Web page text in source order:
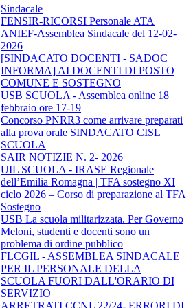
Sindacale
FENSIR-RICORSI Personale ATA
ANIEF-Assemblea Sindacale del 12-02-
2026
[SINDACATO DOCENTI - SADOC
INFORMA] AI DOCENTI DI POSTO
COMUNE E SOSTEGNO
USB SCUOLA - Assemblea online 18
febbraio ore 17-19
Concorso PNRR3 come arrivare preparati
alla prova orale SINDACATO CISL
SCUOLA
SAIR NOTIZIE N. 2- 2026
UIL SCUOLA - IRASE Regionale
dell’Emilia Romagna | TFA sostegno XI
ciclo 2026 – Corso di preparazione al TFA
Sostegno
USB La scuola militarizzata. Per Governo
Meloni, studenti e docenti sono un
problema di ordine pubblico
FLCGIL - ASSEMBLEA SINDACALE
PER IL PERSONALE DELLA
SCUOLA FUORI DALL'ORARIO DI
SERVIZIO